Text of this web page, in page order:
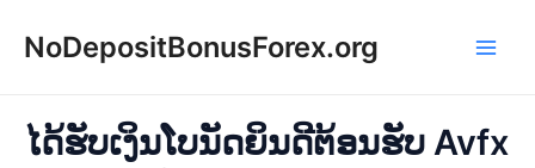
NoDepositBonusForex.org
ໄດ້ຮັບເງິນໂບນັດຍິນດີຕ້ອນຮັບ Avfx